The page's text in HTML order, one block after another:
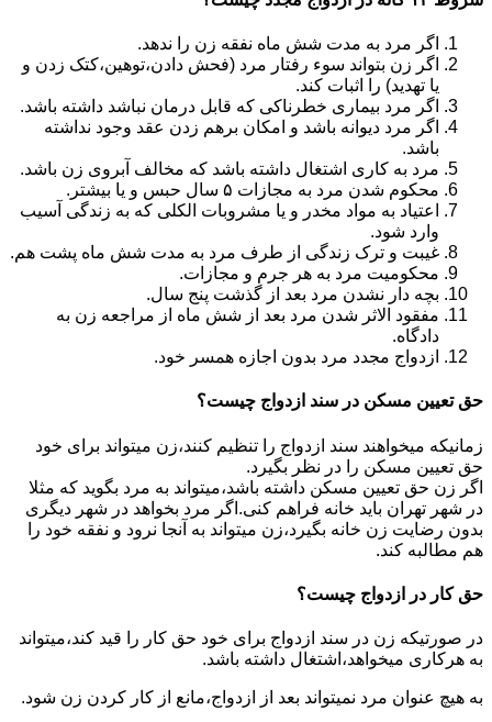
اگر مرد به مدت شش ماه نفقه زن را ندهد.
اگر زن بتواند سوء رفتار مرد (فحش دادن،توهین،کتک زدن و
یا تهدید) را اثبات کند.
اگر مرد بیماری خطرناکی که قابل درمان نباشد داشته باشد.
اگر مرد دیوانه باشد و امکان برهم زدن عقد وجود نداشته
باشد.
مرد به کاری اشتغال داشته باشد که مخالف آبروی زن باشد.
محکوم شدن مرد به مجازات ۵ سال حبس و یا بیشتر.
اعتیاد به مواد مخدر و یا مشروبات الکلی که به زندگی آسیب
وارد شود.
غیبت و ترک زندگی از طرف مرد به مدت شش ماه پشت هم.
محکومیت مرد به هر جرم و مجازات.
بچه دار نشدن مرد بعد از گذشت پنج سال.
مفقود الاثر شدن مرد بعد از شش ماه از مراجعه زن به
دادگاه.
ازدواج مجدد مرد بدون اجازه همسر خود.
حق تعیین مسکن در سند ازدواج چیست؟
زمانیکه میخواهند سند ازدواج را تنظیم کنند،زن میتواند برای خود
حق تعیین مسکن را در نظر بگیرد.
اگر زن حق تعیین مسکن داشته باشد،میتواند به مرد بگوید که مثلا
در شهر تهران باید خانه فراهم کنی.اگر مرد بخواهد در شهر دیگری
بدون رضایت زن خانه بگیرد،زن میتواند به آنجا نرود و نفقه خود را
هم مطالبه کند.
حق کار در ازدواج چیست؟
در صورتیکه زن در سند ازدواج برای خود حق کار را قید کند،میتواند
به هرکاری میخواهد،اشتغال داشته باشد.
به هیچ عنوان مرد نمیتواند بعد از ازدواج،مانع از کار کردن زن شود.